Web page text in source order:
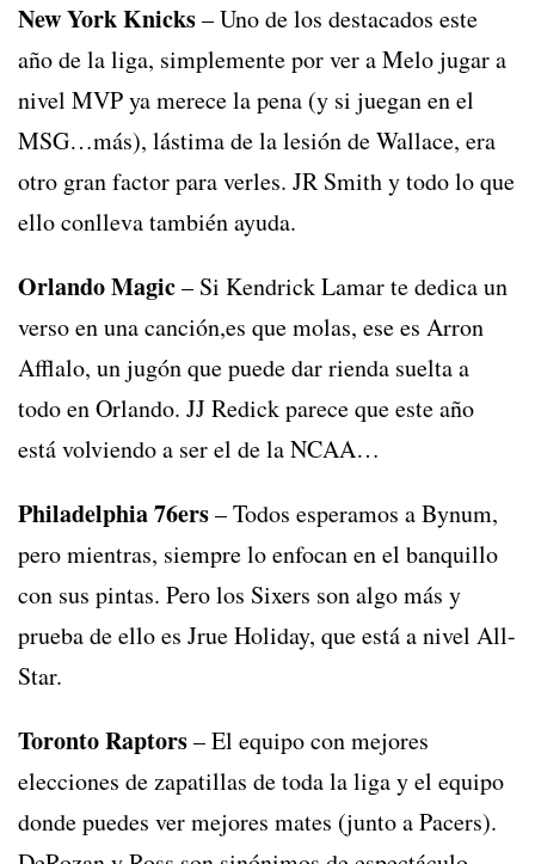
New York Knicks– Uno de los destacados este
año de la liga, simplemente por ver a Melo jugar a
nivel MVP ya merece la pena (y si juegan en el
MSG…más), lástima de la lesión de Wallace, era
otro gran factor para verles. JR Smith y todo lo que
ello conlleva también ayuda.
Orlando Magic– Si Kendrick Lamar te dedica un
verso en una canción,es que molas, ese es Arron
Afflalo, un jugón que puede dar rienda suelta a
todo en Orlando. JJ Redick parece que este año
está volviendo a ser el de la NCAA…
Philadelphia 76ers– Todos esperamos a Bynum,
pero mientras, siempre lo enfocan en el banquillo
con sus pintas. Pero los Sixers son algo más y
prueba de ello es Jrue Holiday, que está a nivel All-
Star.
Toronto Raptors– El equipo con mejores
elecciones de zapatillas de toda la liga y el equipo
donde puedes ver mejores mates (junto a Pacers).